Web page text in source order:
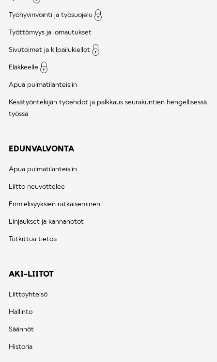
Työhyvinvointi ja työsuojelu
Työttömyys ja lomautukset
Sivutoimet ja kilpailukiellot
Eläkkeelle
Apua pulmatilanteisiin
Kesätyöntekijän työehdot ja palkkaus seurakuntien hengellisessä
työssä
EDUNVALVONTA
Apua pulmatilanteisiin
Liitto neuvottelee
Erimielisyyksien ratkaiseminen
Linjaukset ja kannanotot
Tutkittua tietoa
AKI-LIITOT
Liittoyhteisö
Hallinto
Säännöt
Historia